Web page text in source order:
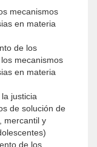
mecanismos
en materia
de los
mecanismos
en materia
justicia
de solución de
mercantil y
de los